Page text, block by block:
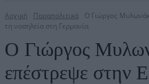
Αρχική Παραπολιτικά
Ο Γιώργος
τη νοσηλεία στη Γερμανία
Ο Γιώργος
επέστρεψε στην